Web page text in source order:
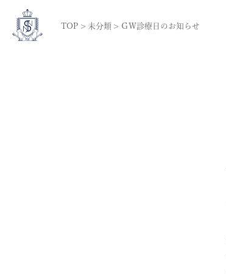
TOP > 未分類 > ＧＷ診療日のお知らせ